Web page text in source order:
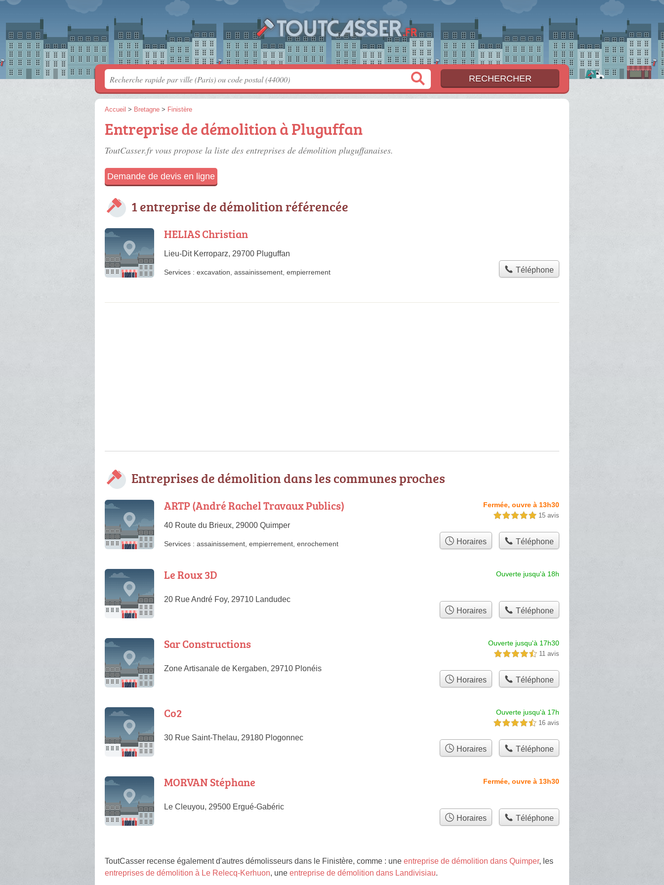
Accueil > Bretagne > Finistère
Entreprise de démolition à Pluguffan
ToutCasser.fr vous propose la liste des entreprises de démolition pluguffanaises.
Demande de devis en ligne
1 entreprise de démolition référencée
HELIAS Christian
Lieu-Dit Kerroparz, 29700 Pluguffan
Services : excavation assainissement empierrement Téléphone
Entreprises de démolition dans les communes proches
ARTP (André Rachel Travaux Publics)
40 Route du Brieux, 29000 Quimper
Fermée, ouvre à 13h30
5,0 étoiles sur 5 15 avis
Services : assainissement empierrement enrochement Horaires Téléphone
Le Roux 3D
20 Rue André Foy, 29710 Landudec
Ouverte jusqu'à 18h
Horaires Téléphone
Sar Constructions
Zone Artisanale de Kergaben, 29710 Plonéis
Ouverte jusqu'à 17h30
4,5 étoiles sur 5 11 avis
Horaires Téléphone
Co2
30 Rue Saint-Thelau, 29180 Plogonnec
Ouverte jusqu'à 17h
4,5 étoiles sur 5 16 avis
Horaires Téléphone
MORVAN Stéphane
Le Cleuyou, 29500 Ergué-Gabéric
Fermée, ouvre à 13h30
Horaires Téléphone
ToutCasser recense également d'autres démolisseurs dans le Finistère, comme : une entreprise de démolition dans Quimper, les
entreprises de démolition à Le Relecq-Kerhuon, une entreprise de démolition dans Landivisiau.